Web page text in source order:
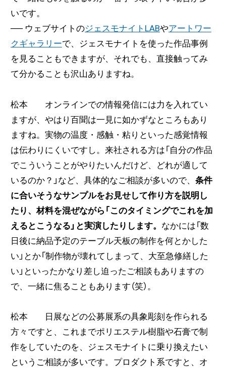
いです。
── ウェブサイトのジェスモナイトLABやアートワー
クギャラリーで、ジェスモナイトを使った作品事例
を見ることもできますが、それでも、直接触ってみ
て分かることも沢山ありますね。
松本 オンラインでの情報発信には力を入れてい
ますが、やはり百聞は一見に如かずなところもあり
ますね。実物の温度・感触・粘りといった感覚情報
は伝わりにくいですし。来社される方は「自分の作品
でこういうことがやりたいんだけど、どれが適して
いるのか？」など、具体的なご相談が多いので、 条件
に合いそうなサンプルをお見せして作り方を説明し
たり、材料を混ぜながら「このタイミングでこれを加
えるとこうなる」と実演したりします。 なかには「数
日後に納品予定のテーブル天板の制作を何とかした
い」とか「制作物が壊れてしまって、大至急修繕した
い」といったかなり差し迫ったご相談もありますの
で、一緒に焦ることもあります（笑）。
松本 日展などの公募展系の具象彫刻を作られる
方々ですと、これまでポリエステル樹脂や石膏で制
作をしていたのを、ジェスモナイトに乗り換えたい
というご相談が多いです。プロダクト系ですと、オ